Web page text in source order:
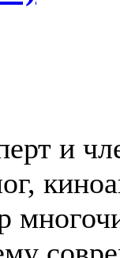
и